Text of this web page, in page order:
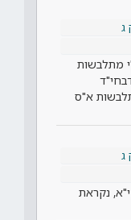
ג
מתלבשות
א"ס
ג
נקראת